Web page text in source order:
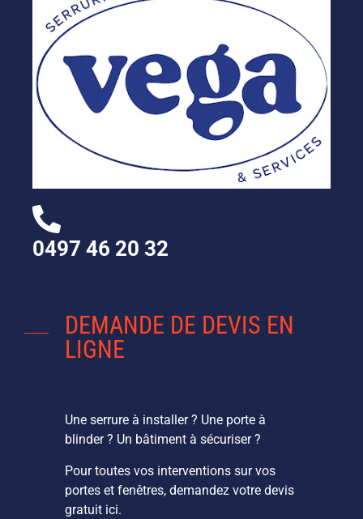
0497 46 20 32
DEMANDE DE DEVIS EN
LIGNE
Une serrure à installer ? Une porte à
blinder ? Un bâtiment à sécuriser ?
Pour toutes vos interventions sur vos
portes et fenêtres, demandez votre devis
gratuit ici.